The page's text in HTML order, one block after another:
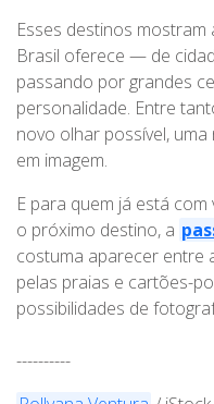
Esses destinos mostram
Brasil oferece — de
passando por grandes
personalidade. Entre
novo olhar possível,
em imagem.
E para quem já está
o próximo destino, a
costuma aparecer entre
pelas praias e cartões-
possibilidades de
----------